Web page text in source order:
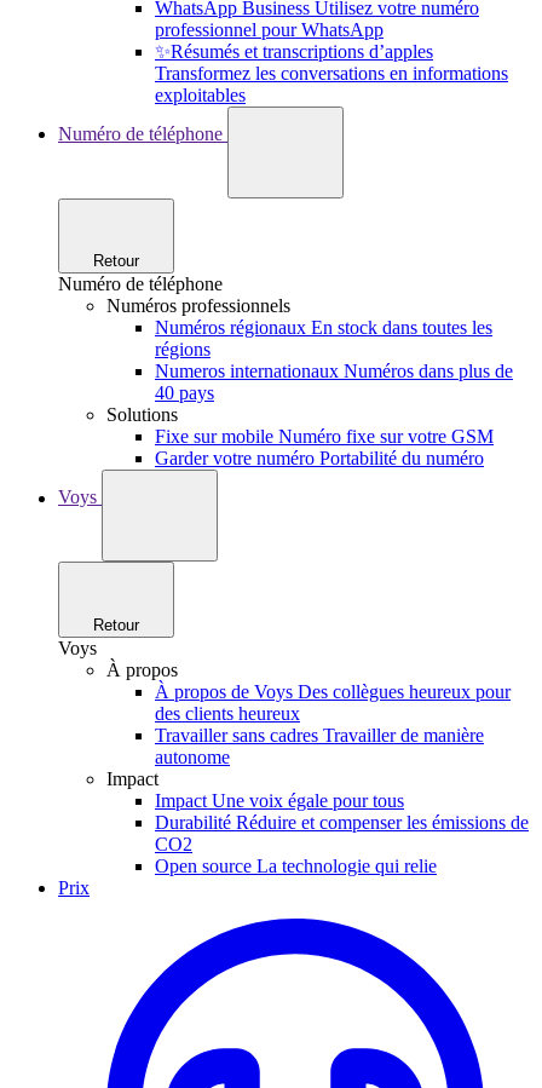
WhatsApp Business Utilisez votre numéro
professionnel pour WhatsApp
✨Résumés et transcriptions d’apples
Transformez les conversations en informations
exploitables
Numéro de téléphone
Retour
Numéro de téléphone
Numéros professionnels
Numéros régionaux En stock dans toutes les
régions
Numeros internationaux Numéros dans plus de
40 pays
Solutions
Fixe sur mobile Numéro fixe sur votre GSM
Garder votre numéro Portabilité du numéro
Voys
Retour
Voys
À propos
À propos de Voys Des collègues heureux pour
des clients heureux
Travailler sans cadres Travailler de manière
autonome
Impact
Impact Une voix égale pour tous
Durabilité Réduire et compenser les émissions de
CO2
Open source La technologie qui relie
Prix